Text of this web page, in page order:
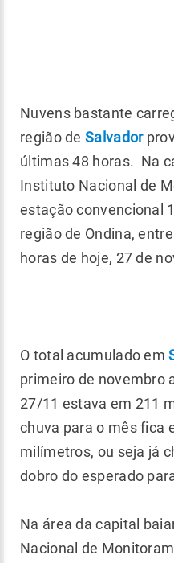
Nuvens bastante
região de Salvador
últimas 48 horas. Na
Instituto Nacional de
estação convencional
região de Ondina,
horas de hoje, 27 de
O total acumulado em
primeiro de novembro
27/11 estava em 211
chuva para o mês fica
milímetros, ou seja já
dobro do esperado
Na área da capital
Nacional de